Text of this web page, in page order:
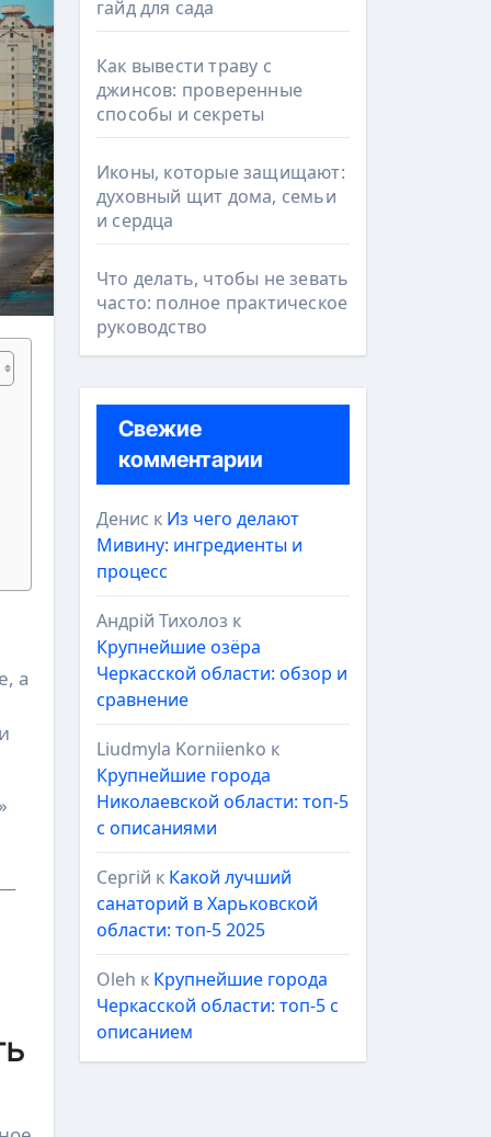
а
—
гайд для сада
Как вывести траву с
джинсов: проверенные
способы и секреты
Иконы, которые защищают:
духовный щит дома, семьи
и сердца
Что делать, чтобы не зевать
часто: полное практическое
руководство
Свежие
комментарии
Денис к Из чего делают
Мивину: ингредиенты и
процесс
Андрій Тихолоз к
Крупнейшие озёра
Черкасской области: обзор и
сравнение
Liudmyla Korniienko к
Крупнейшие города
Николаевской области: топ-5
с описаниями
Сергій к Какой лучший
санаторий в Харьковской
области: топ-5 2025
Oleh к Крупнейшие города
Черкасской области: топ-5 с
описанием